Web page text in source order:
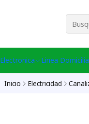
Electronica Linea
Inicio Electricidad